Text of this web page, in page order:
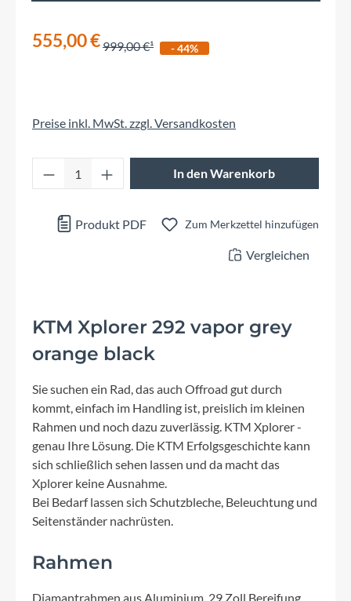
555,00 €999,00 € - 44%
Preise inkl. MwSt. zzgl. Versandkosten
Produkt Anzahl: Gib den gewünschten
In den Warenkorb
Produkt PDF Zum Merkzettel hinzufügen
Vergleichen
KTM Xplorer 292 vapor grey
orange black
Sie suchen ein Rad, das auch Offroad gut durch
kommt, einfach im Handling ist, preislich im kleinen
Rahmen und noch dazu zuverlässig. KTM Xplorer -
genau Ihre Lösung. Die KTM Erfolgsgeschichte kann
sich schließlich sehen lassen und da macht das
Xplorer keine Ausnahme.
Bei Bedarf lassen sich Schutzbleche, Beleuchtung und
Seitenständer nachrüsten.
Rahmen
Diamantrahmen aus Aluminium. 29 Zoll Bereifung.